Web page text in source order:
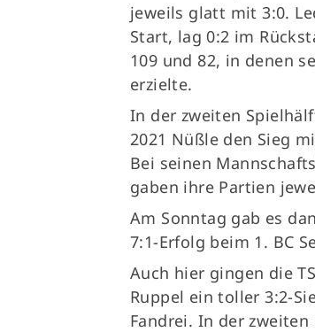
jeweils glatt mit 3:0.
Start, lag 0:2 im
109 und 82, in denen
erzielte.
In der zweiten
2021 Nüßle den Sieg
Bei seinen
gaben ihre Partien
Am Sonntag gab es
7:1-Erfolg beim 1. BC
Auch hier gingen die
Ruppel ein toller 3:2-
Fandrei. In der